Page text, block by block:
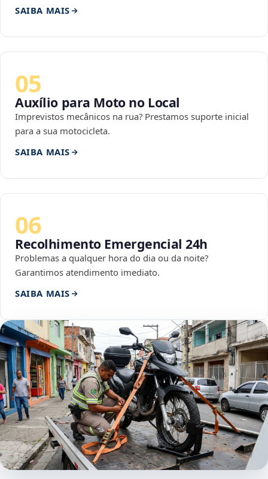
SAIBA MAIS
05
Auxílio para Moto no Local
Imprevistos mecânicos na rua? Prestamos suporte inicial
para a sua motocicleta.
SAIBA MAIS
06
Recolhimento Emergencial 24h
Problemas a qualquer hora do dia ou da noite?
Garantimos atendimento imediato.
SAIBA MAIS